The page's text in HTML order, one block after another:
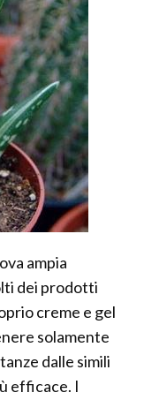
ampia
dei prodotti
creme e gel
solamente
dalle simili
efficace. I